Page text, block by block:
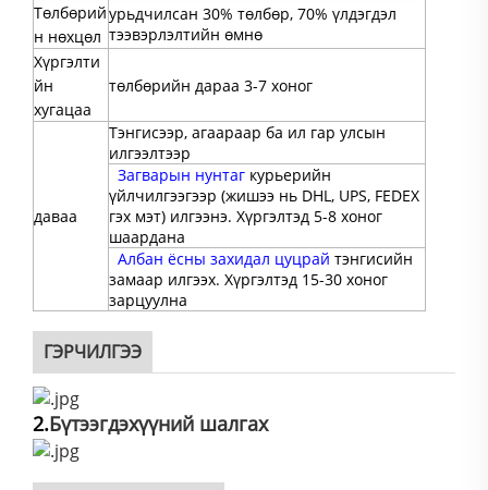
Төлбөрий
н нөхцөл
урьдчилсан 30% төлбөр, 70% үлдэгдэл
тээвэрлэлтийн өмнө
Хүргэлти
йн
хугацаа
төлбөрийн дараа 3-7 хоног
даваа
Тэнгисээр, агаараар ба ил гар улсын
илгээлтээр
Загварын нунтаг курьерийн
үйлчилгээгээр (жишээ нь DHL, UPS, FEDEX
гэх мэт) илгээнэ. Хүргэлтэд 5-8 хоног
шаардана
Албан ёсны захидал цуцрай тэнгисийн
замаар илгээх. Хүргэлтэд 15-30 хоног
зарцуулна
ГЭРЧИЛГЭЭ
2.Бүтээгдэхүүний шалгах